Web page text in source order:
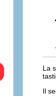
La
Il